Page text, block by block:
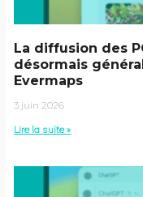
La diffusion des
désormais
Evermaps
3 juin 2026
Lire la suite »